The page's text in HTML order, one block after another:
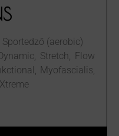
(aerobic)
Stretch, Flow
Myofascialis,